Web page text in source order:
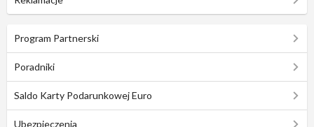
Program Partnerski
Poradniki
Saldo Karty Podarunkowej Euro
Ubezpieczenia